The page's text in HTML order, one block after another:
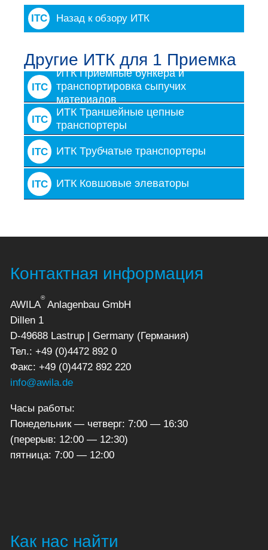
Назад к обзору ИТК
Другие ИТК для 1 Приемка
ITC
ИТК Приемные бункера и
транспортировка сыпучих
материалов
ITC
ИТК Траншейные цепные
транспортеры
ITC ИТК Трубчатые транспортеры
ITC ИТК Ковшовые элеваторы
Контактная информация
AWILA
®
Anlagenbau GmbH
Dillen 1
D-49688 Lastrup | Germany (Германия)
Тел.: +49 (0)4472 892 0
Факс: +49 (0)4472 892 220
info@awila.de
Часы работы:
Понедельник — четверг: 7:00 — 16:30
(перерыв: 12:00 — 12:30)
пятница: 7:00 — 12:00
Как нас найти